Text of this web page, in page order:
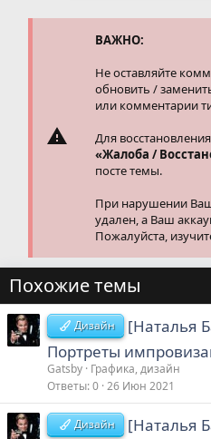
ВАЖНО:
Не оставляйте
обновить /
или комментарии
Для
«Жалоба /
посте темы.
При нарушении
удален, а Ваш
Пожалуйста,
Похожие темы
Дизайн
[Haтaлья
Пopтpeты
Gatsby Графика, дизайн
Ответы 0 26 Июн 2021
Дизайн
[Haтaлья